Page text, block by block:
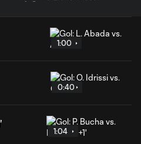
1:00
0:40
1:04